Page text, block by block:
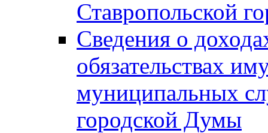
Ставропольской
Сведения о
обязательствах
муниципальных
городской Думы